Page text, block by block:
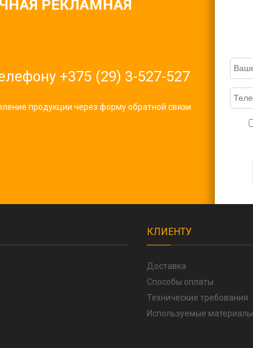
РЕКЛАМНАЯ
+375 (29) 3-527-527
продукции через форму обратной связи
КЛИЕНТУ
Доставка
Способы оплаты
Технические требования
Используемые материалы